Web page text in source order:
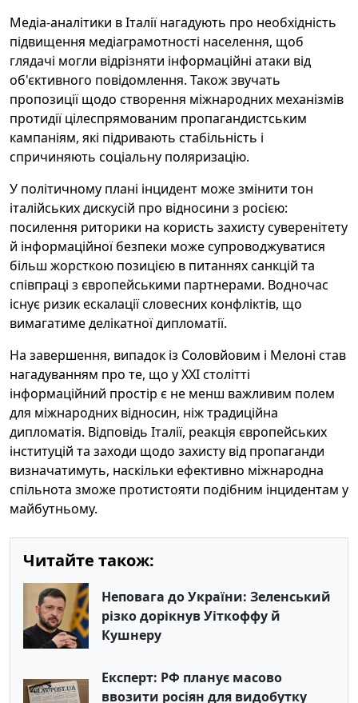
Медіа-аналітики в Італії нагадують про необхідність
підвищення медіаграмотності населення, щоб
глядачі могли відрізняти інформаційні атаки від
об'єктивного повідомлення. Також звучать
пропозиції щодо створення міжнародних механізмів
протидії цілеспрямованим пропагандистським
кампаніям, які підривають стабільність і
спричиняють соціальну поляризацію.
У політичному плані інцидент може змінити тон
італійських дискусій про відносини з росією:
посилення риторики на користь захисту суверенітету
й інформаційної безпеки може супроводжуватися
більш жорсткою позицією в питаннях санкцій та
співпраці з європейськими партнерами. Водночас
існує ризик ескалації словесних конфліктів, що
вимагатиме делікатної дипломатії.
На завершення, випадок із Соловйовим і Мелоні став
нагадуванням про те, що у ХХІ столітті
інформаційний простір є не менш важливим полем
для міжнародних відносин, ніж традиційна
дипломатія. Відповідь Італії, реакція європейських
інституцій та заходи щодо захисту від пропаганди
визначатимуть, наскільки ефективно міжнародна
спільнота зможе протистояти подібним інцидентам у
майбутньому.
Читайте також:
Неповага до України: Зеленський
різко дорікнув Уіткоффу й
Кушнеру
Експерт: РФ планує масово
ввозити росіян для видобутку